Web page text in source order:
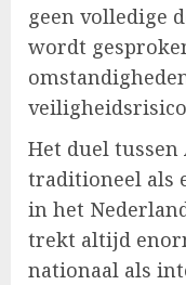
geen volledige
wordt
Het duel tussen
traditioneel als
in het
trekt altijd
nationaal als